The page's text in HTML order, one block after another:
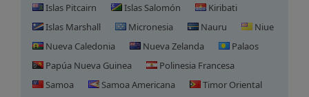
Islas Pitcairn
Islas Salomón
Kiribati
Islas Marshall
Micronesia Nauru
Niue
Nueva Caledonia
Nueva Zelanda
Palaos
Papúa Nueva Guinea
Polinesia Francesa
Samoa
Samoa Americana
Timor Oriental